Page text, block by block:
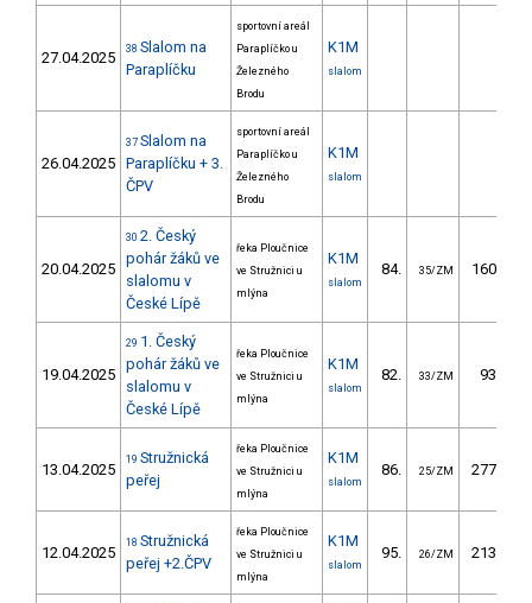
27.04.2025 38 Slalom na
Paraplíčku
sportovní areál
Paraplíčko u
Železného
Brodu
K1M
slalom
26.04.2025
37 Slalom na
Paraplíčku + 3.
ČPV
sportovní areál
Paraplíčko u
Železného
Brodu
K1M
slalom
20.04.2025
30 2. Český
pohár žáků ve
slalomu v
České Lípě
řeka Ploučnice
ve Stružnici u
mlýna
K1M
slalom
84. 35/ZM 160.06
19.04.2025
29 1. Český
pohár žáků ve
slalomu v
České Lípě
řeka Ploučnice
ve Stružnici u
mlýna
K1M
slalom
82. 33/ZM 93.35
13.04.2025
19 Stružnická
peřej
řeka Ploučnice
ve Stružnici u
mlýna
K1M
slalom
86. 25/ZM 277.40
12.04.2025
18 Stružnická
peřej +2.ČPV
řeka Ploučnice
ve Stružnici u
mlýna
K1M
slalom
95. 26/ZM 213.60